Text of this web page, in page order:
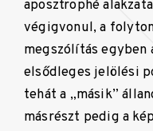
aposztrophé
végigvonul, a
megszólítás egyben
elsődleges jelölési
tehát a „másik”
másrészt pedig a